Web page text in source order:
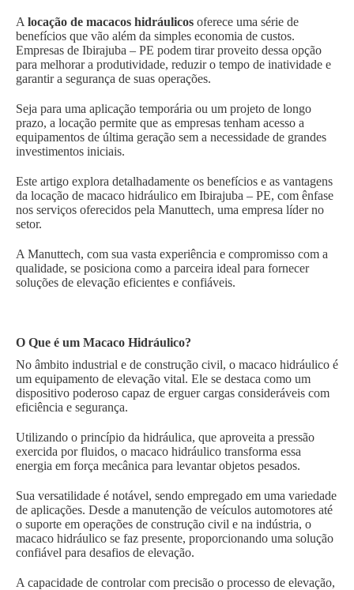
A locação de macacos hidráulicos oferece uma série de
benefícios que vão além da simples economia de custos.
Empresas de Ibirajuba – PE podem tirar proveito dessa opção
para melhorar a produtividade, reduzir o tempo de inatividade e
garantir a segurança de suas operações.
Seja para uma aplicação temporária ou um projeto de longo
prazo, a locação permite que as empresas tenham acesso a
equipamentos de última geração sem a necessidade de grandes
investimentos iniciais.
Este artigo explora detalhadamente os benefícios e as vantagens
da locação de macaco hidráulico em Ibirajuba – PE, com ênfase
nos serviços oferecidos pela Manuttech, uma empresa líder no
setor.
A Manuttech, com sua vasta experiência e compromisso com a
qualidade, se posiciona como a parceira ideal para fornecer
soluções de elevação eficientes e confiáveis.
O Que é um Macaco Hidráulico?
No âmbito industrial e de construção civil, o macaco hidráulico é
um equipamento de elevação vital. Ele se destaca como um
dispositivo poderoso capaz de erguer cargas consideráveis com
eficiência e segurança.
Utilizando o princípio da hidráulica, que aproveita a pressão
exercida por fluidos, o macaco hidráulico transforma essa
energia em força mecânica para levantar objetos pesados.
Sua versatilidade é notável, sendo empregado em uma variedade
de aplicações. Desde a manutenção de veículos automotores até
o suporte em operações de construção civil e na indústria, o
macaco hidráulico se faz presente, proporcionando uma solução
confiável para desafios de elevação.
A capacidade de controlar com precisão o processo de elevação,